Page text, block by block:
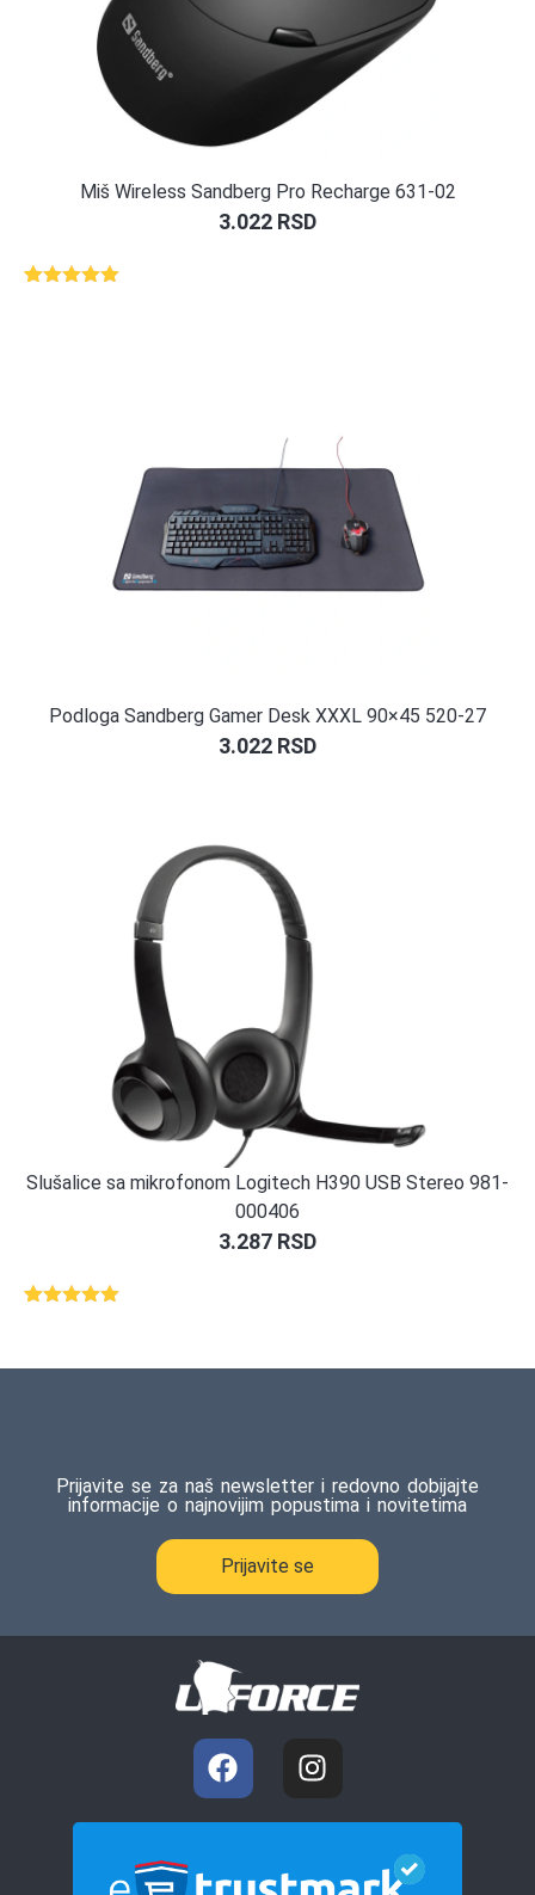
Miš Wireless Sandberg Pro Recharge 631-02
3.022 RSD
Podloga Sandberg Gamer Desk XXXL 90×45 520-27
3.022 RSD
Slušalice sa mikrofonom Logitech H390 USB Stereo 981-
000406
3.287 RSD
ocene
Prijavite se za naš newsletter i redovno dobijajte
informacije o najnovijim popustima i novitetima
Prijavite se